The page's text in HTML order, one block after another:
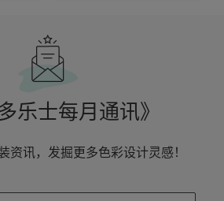
乐士每月通讯》
资讯，发掘更多色彩设计灵感！